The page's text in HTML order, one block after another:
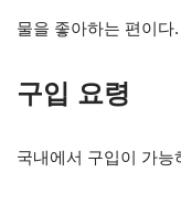
물을 좋아하는 편이다.
구입 요령
국내에서 구입이 가능